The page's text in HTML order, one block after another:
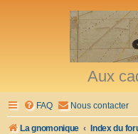
Aux
FAQ Nous contacter
La gnomonique Index du